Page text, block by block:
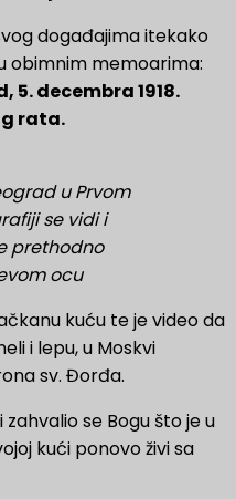
događajima itekako
obimnim memoarima:
5. decembra 1918.
rata.
u Prvom
se vidi i
prethodno
ocu
kuću te je video da
i lepu, u Moskvi
sv. Đorđa.
se Bogu što je u
kući ponovo živi sa